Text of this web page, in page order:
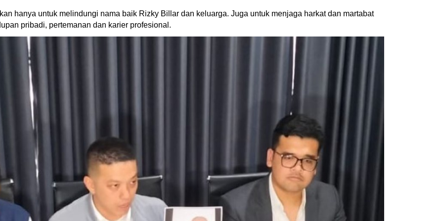
hanya untuk melindungi nama baik Rizky Billar dan keluarga. Juga untuk menjaga harkat dan martabat
pribadi, pertemanan dan karier profesional.